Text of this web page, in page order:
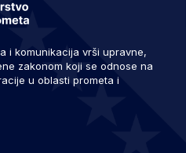
i komunikacija vrši upravne,
zakonom koji se odnose na
u oblasti prometa i